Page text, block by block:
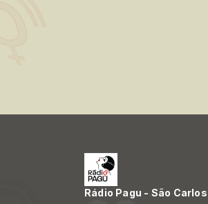
Rádio Pagu - São